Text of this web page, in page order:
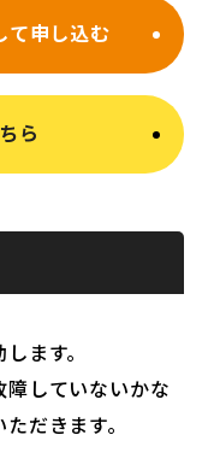
て申し込む
ら
ます。
していないかな
だきます。